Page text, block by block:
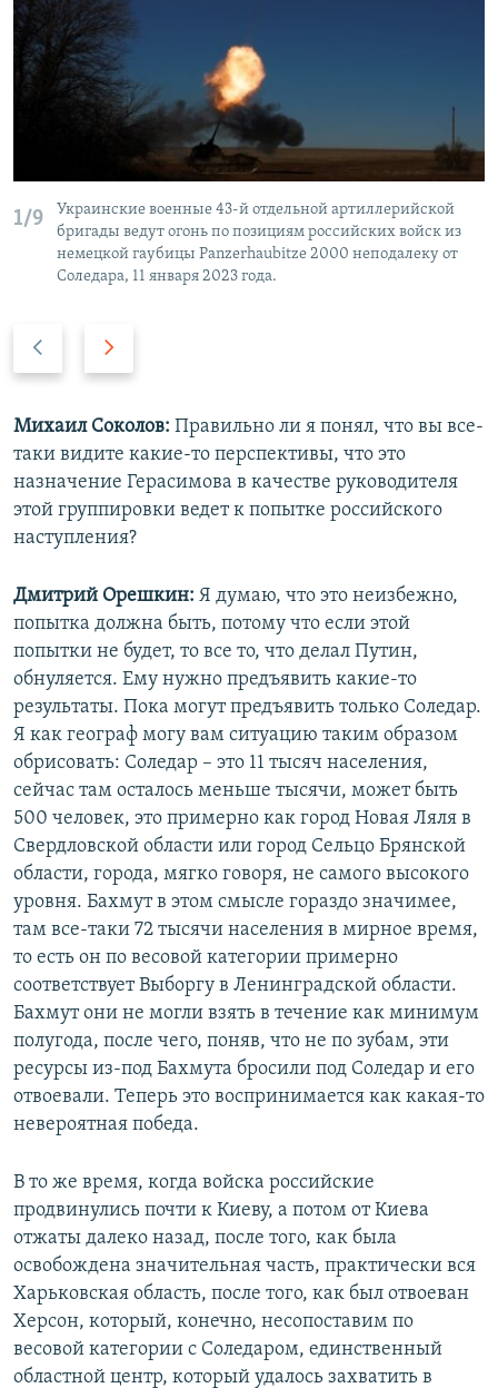
1/9
Украинские военные 43-й отдельной артиллерийской
бригады ведут огонь по позициям российских войск из
немецкой гаубицы Panzerhaubitze 2000 неподалеку от
Соледара, 11 января 2023 года.
д
ы
д
у
щ
й
с
л
а
й
д
д
у
ю
щ
и
с
л
а
й
д
Михаил Соколов: Правильно ли я понял, что вы все-
таки видите какие-то перспективы, что это
назначение Герасимова в качестве руководителя
этой группировки ведет к попытке российского
наступления?
Дмитрий Орешкин: Я думаю, что это неизбежно,
попытка должна быть, потому что если этой
попытки не будет, то все то, что делал Путин,
обнуляется. Ему нужно предъявить какие-то
результаты. Пока могут предъявить только Соледар.
Я как географ могу вам ситуацию таким образом
обрисовать: Соледар – это 11 тысяч населения,
сейчас там осталось меньше тысячи, может быть
500 человек, это примерно как город Новая Ляля в
Свердловской области или город Сельцо Брянской
области, города, мягко говоря, не самого высокого
уровня. Бахмут в этом смысле гораздо значимее,
там все-таки 72 тысячи населения в мирное время,
то есть он по весовой категории примерно
соответствует Выборгу в Ленинградской области.
Бахмут они не могли взять в течение как минимум
полугода, после чего, поняв, что не по зубам, эти
ресурсы из-под Бахмута бросили под Соледар и его
отвоевали. Теперь это воспринимается как какая-то
невероятная победа.
В то же время, когда войска российские
продвинулись почти к Киеву, а потом от Киева
отжаты далеко назад, после того, как была
освобождена значительная часть, практически вся
Харьковская область, после того, как был отвоеван
Херсон, который, конечно, несопоставим по
весовой категории с Соледаром, единственный
областной центр, который удалось захватить в